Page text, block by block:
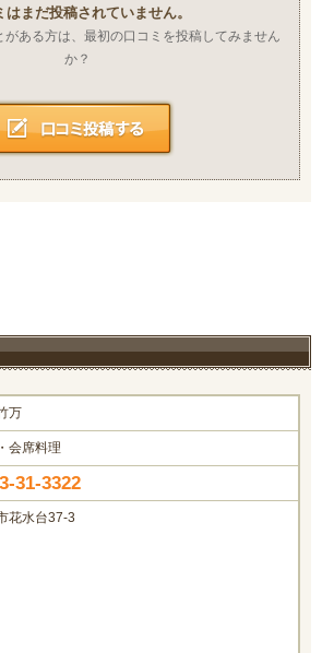
はまだ投稿されていません。
がある方は、最初の口コミを投稿してみません
か？
万
会席料理
31-3322
花水台37-3